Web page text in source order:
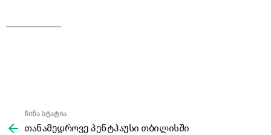
more
წინა სტატია
თანამედროვე პენტჰაუსი თბილისში